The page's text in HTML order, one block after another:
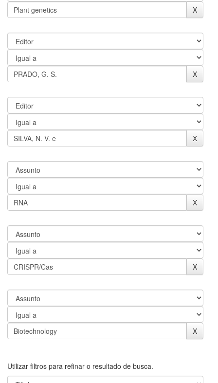
Utilizar filtros para refinar o resultado de busca.